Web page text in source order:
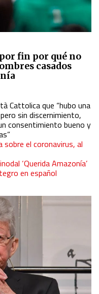
fin por qué no
casados
Cattolica que “hubo una
sin discernimiento,
consentimiento bueno y
sobre el coronavirus, al
‘Querida Amazonía’
en español